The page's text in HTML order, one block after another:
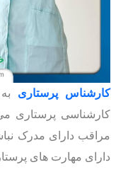
کارشناس پرستاری
کارشناسی پرستاری
مراقب دارای مدرک
دارای مهارت های